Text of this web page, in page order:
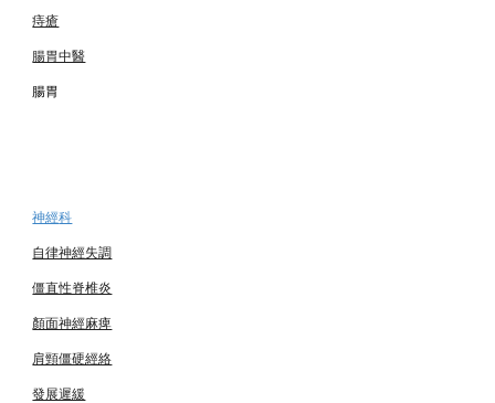
痔瘡
腸胃中醫
腸胃
神經科
自律神經失調
僵直性脊椎炎
顏面神經麻痺
肩頸僵硬經絡
發展遲緩